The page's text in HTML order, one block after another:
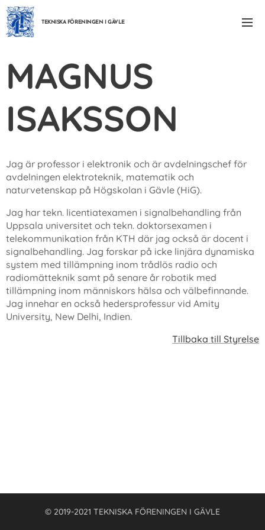
TEKNISKA FÖRENINGEN I GÄVLE
MAGNUS
ISAKSSON
Jag är professor i elektronik och är avdelningschef för
avdelningen elektroteknik, matematik och
naturvetenskap på Högskolan i Gävle (HiG).
Jag har tekn. licentiatexamen i signalbehandling från
Uppsala universitet och tekn. doktorsexamen i
telekommunikation från KTH där jag också är docent i
signalbehandling. Jag forskar på icke linjära dynamiska
system med tillämpning inom trådlös radio och
radiomätteknik samt på senare år robotik med
tillämpning inom människors hälsa och välbefinnande.
Jag innehar en också hedersprofessur vid Amity
University, New Delhi, Indien.
Tillbaka till Styrelse
© 2019-2021 TEKNISKA FÖRENINGEN I GÄVLE